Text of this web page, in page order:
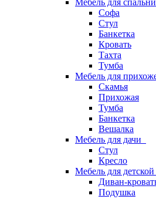
Мебель для спальни
Софа
Стул
Банкетка
Кровать
Тахта
Тумба
Мебель для
Скамья
Прихожая
Тумба
Банкетка
Вешалка
Мебель для дачи
Стул
Кресло
Мебель для детской
Диван-
Подушка